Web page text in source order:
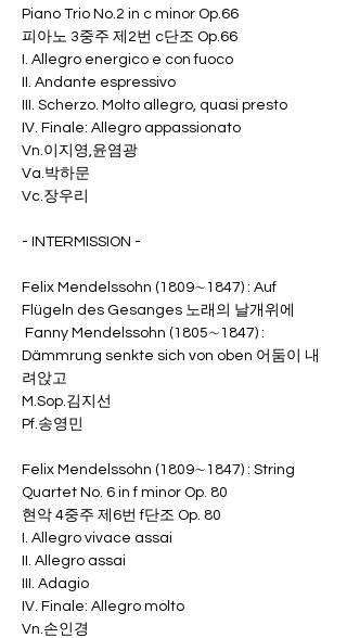
Piano Trio No.2 in c minor Op.66
피아노 3중주 제2번 c단조 Op.66
I. Allegro energico e con fuoco
II. Andante espressivo
III. Scherzo. Molto allegro, quasi presto
IV. Finale: Allegro appassionato
Vn.이지영,윤염광
Va.박하문
Vc.장우리
- INTERMISSION -
Felix Mendelssohn (1809∼1847) : Auf
Flügeln des Gesanges 노래의 날개위에
Fanny Mendelssohn (1805∼1847) :
Dämmrung senkte sich von oben 어둠이 내
려앉고
M.Sop.김지선
Pf.송영민
Felix Mendelssohn (1809∼1847) : String
Quartet No. 6 in f minor Op. 80
현악 4중주 제6번 f단조 Op. 80
I. Allegro vivace assai
II. Allegro assai
III. Adagio
IV. Finale: Allegro molto
Vn.손인경